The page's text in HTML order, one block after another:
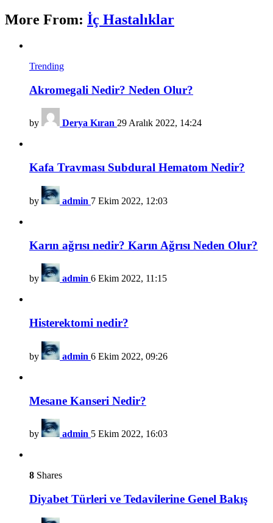
More From: İç Hastalıklar
Trending
Akromegali Nedir? Neden Olur?
by Derya Kıran 29 Aralık 2022, 14:24
Kafa Travması Subdural Hematom Nedir?
by admin 7 Ekim 2022, 12:03
Karın ağrısı nedir? Karın Ağrısı Neden Olur?
by admin 6 Ekim 2022, 11:15
Histerektomi nedir?
by admin 6 Ekim 2022, 09:26
Mesane Kanseri Nedir?
by admin 5 Ekim 2022, 16:03
8 Shares
Diyabet Türleri ve Tedavilerine Genel Bakış